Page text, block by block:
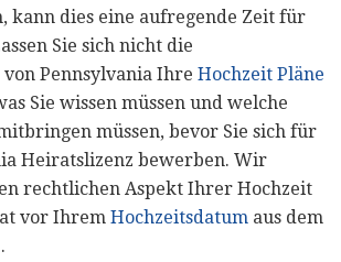
kann dies eine aufregende Zeit für
Sie sich nicht die
Pennsylvania Ihre Hochzeit Pläne
Sie wissen müssen und welche
müssen, bevor Sie sich für
Heiratslizenz bewerben. Wir
rechtlichen Aspekt Ihrer Hochzeit
vor Ihrem Hochzeitsdatum aus dem
.